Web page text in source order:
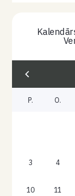
P. O.
3 4
10 11